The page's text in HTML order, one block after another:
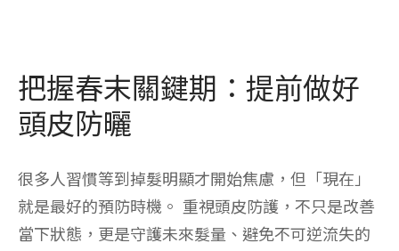
把握春末關鍵期：提前做好
頭皮防曬
很多人習慣等到掉髮明顯才開始焦慮，但「現在」
就是最好的預防時機。 重視頭皮防護，不只是改善
當下狀態，更是守護未來髮量、避免不可逆流失的